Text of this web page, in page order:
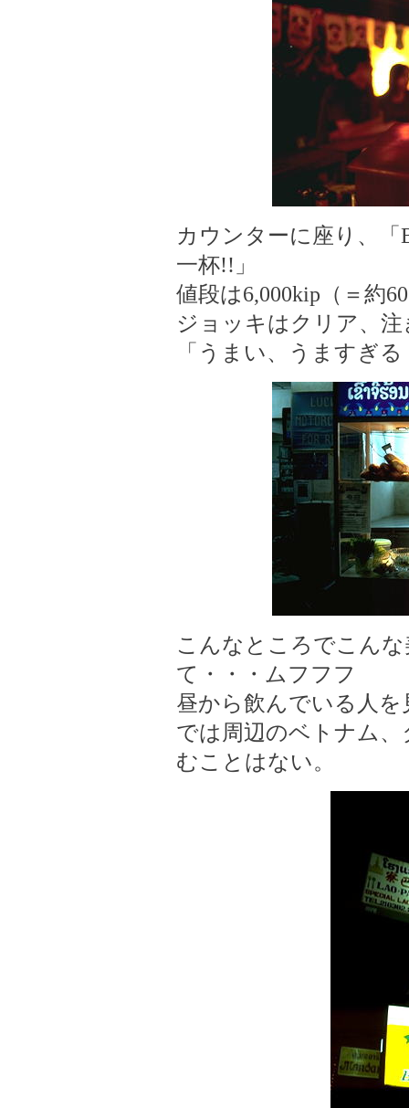
カウンターに座り、「
一杯!!」
値段は6,000kip（＝約
ジョッキはクリア、
「うまい、うますぎ
こんなところでこん
て・・・ムフフフ
昼から飲んでいる人
では周辺のベトナム
むことはない。